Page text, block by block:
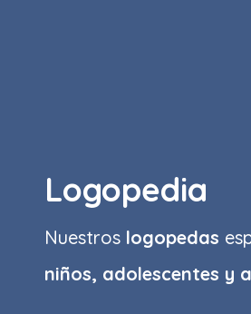
Logopedia
Nuestros logopedas
niños, adolescentes y